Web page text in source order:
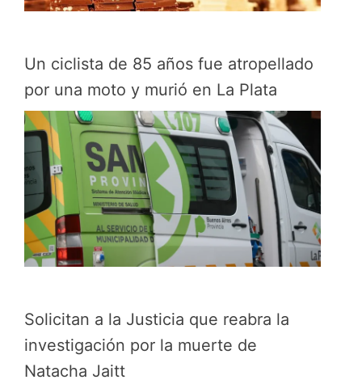
Un ciclista de 85 años fue atropellado
por una moto y murió en La Plata
Solicitan a la Justicia que reabra la
investigación por la muerte de
Natacha Jaitt